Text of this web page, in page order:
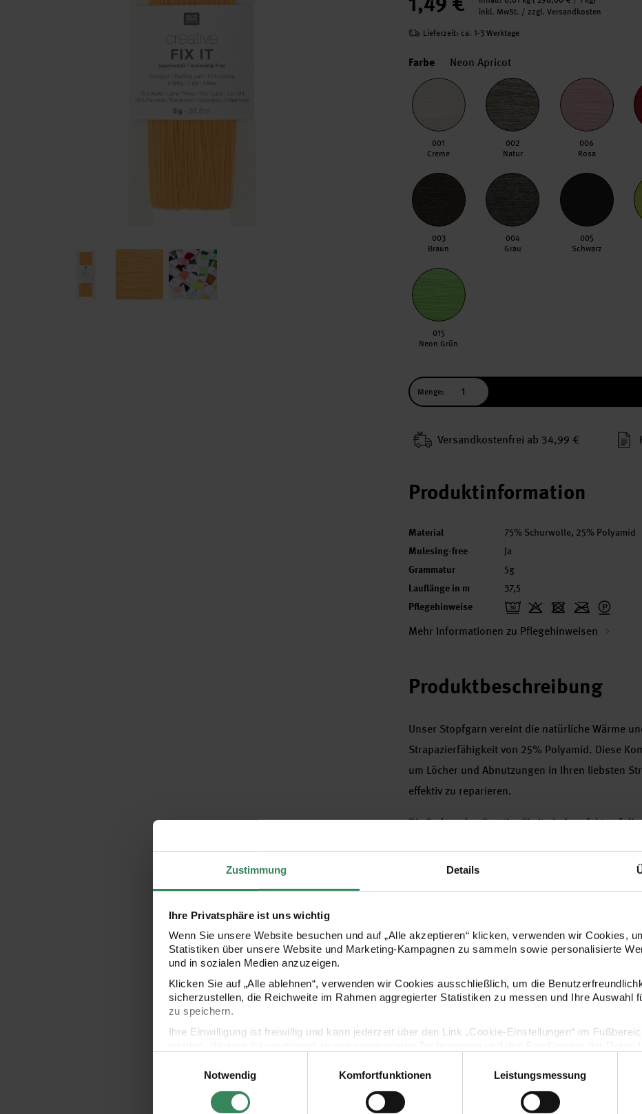
Zustimmung Details
Ihre Privatsphäre ist uns wichtig
Wenn Sie unsere Website besuchen und auf „Alle akzeptieren“ klicken, verwenden wir Cookies,
Statistiken über unsere Website und Marketing-Kampagnen zu sammeln sowie personalisierte
und in sozialen Medien anzuzeigen.
Klicken Sie auf „Alle ablehnen“, verwenden wir Cookies ausschließlich, um die
sicherzustellen, die Reichweite im Rahmen aggregierter Statistiken zu messen und Ihre Auswahl
zu speichern.
Ihre Einwilligung ist freiwillig und kann jederzeit über den Link „Cookie-Einstellungen“ im
Impressum
Datenschutz Vertrag widerrufen
Notwendig
Komfortfunktionen Leistungsmessung
inkl. MwSt. / zzgl. Versandkosten
Lieferzeit: ca. 1-3 Werktage
Farbe Neon Apricot
001
Creme
002
Natur
006
Rosa
003
Braun
004
Grau
005
Schwarz
015
Neon Grün
Menge:
Versand­kosten­frei ab 34,99 €
Produktinformation
Material 75% Schurwolle, 25% Polyamid
Mulesing-free Ja
Grammatur 5g
Lauflänge in m 37,5
Pflegehinweise
Mehr Informationen zu Pflegehinweisen
Produktbeschreibung
Unser Stopfgarn vereint die natürliche Wärme
Strapazierfähigkeit von 25% Polyamid. Diese
um Löcher und Abnutzungen in Ihren liebsten
effektiv zu reparieren.
Die Farben des Creative Fix It sind perfekt auf
- Pflege: 30° C Feinwäsche
Hersteller